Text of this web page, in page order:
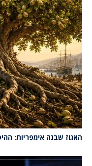
האגוז שבנה אימפריות: